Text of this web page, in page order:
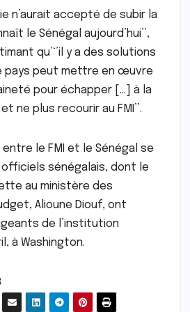
n’aurait accepté de subir la
le Sénégal aujourd’hui’’,
qu’‘’il y a des solutions
pays peut mettre en œuvre
pour échapper […] à la
ne plus recourir au FMI’’.
le FMI et le Sénégal se
sénégalais, dont le
au ministère des
Alioune Diouf, ont
de l’institution
à Washington.